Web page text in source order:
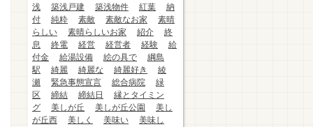
浅
築浅戸建 築浅物件 紅葉
納
付
純粋 素敵 素敵なお家
素晴
らしい
素晴らしいお家 紹介
終
息
終電 経営 経営者 経験
給
付金
給湯設備 絵の具で
綱島
駅
綺麗 綺麗な 綺麗好き
綾
瀬
緊急事態宣言 総合病院
緑
区
締結 締結日
縁とタイミン
グ
美しが丘 美しが丘公園
美し
が丘西
美しく 美味い
美味し